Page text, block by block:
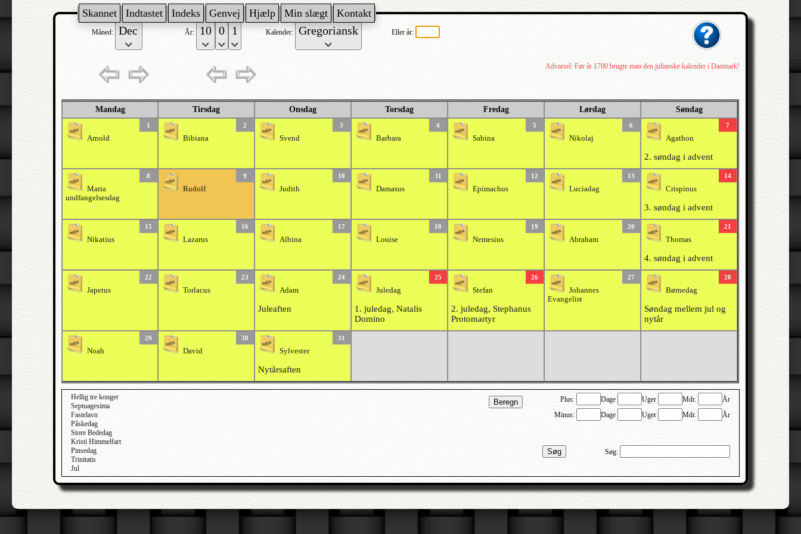
Skannet Indtastet Indeks Genvej Hjælp Min slægt Kontakt
Måned: År: Kalender: Eller år:
Advarsel: Før år 1700 brugte man den julianske kalender i Danmark!
Mandag Tirsdag Onsdag Torsdag Fredag Lørdag Søndag
1
Arnold
2
Bibiana
3
Svend
4
Barbara
5
Sabina
6
Nikolaj
7
Agathon
2. søndag i advent
8
Maria
undfangelsesdag
9
Rudolf
10
Judith
11
Damasus
12
Epimachus
13
Luciadag
14
Crispinus
3. søndag i advent
15
Nikatius
16
Lazarus
17
Albina
18
Louise
19
Nemesius
20
Abraham
21
Thomas
4. søndag i advent
22
Japetus
23
Torlacus
24
Adam
Juleaften
25
Juledag
1. juledag, Natalis
Domino
26
Stefan
2. juledag, Stephanus
Protomartyr
27
Johannes
Evangelist
28
Børnedag
Søndag mellem jul og
nytår
29
Noah
30
David
31
Sylvester
Nytårsaften
Beregn Plus: Dage Uger Mdr.
År
Minus:
Dage Uger Mdr. År
Søg Søg:
Hellig tre konger
Septuagesima
Fastelavn
Påskedag
Store Bededag
Kristi Himmelfart
Pinsedag
Trinitatis
Jul